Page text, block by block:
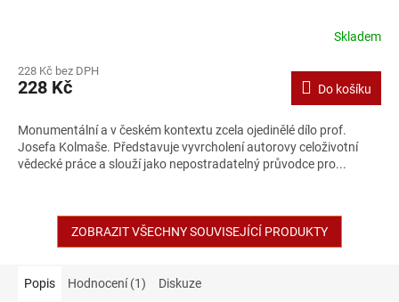
Skladem
228 Kč bez DPH
228 Kč Do košíku
Monumentální a v českém kontextu zcela ojedinělé dílo prof.
Josefa Kolmaše. Představuje vyvrcholení autorovy celoživotní
vědecké práce a slouží jako nepostradatelný průvodce pro...
ZOBRAZIT VŠECHNY SOUVISEJÍCÍ PRODUKTY
Popis Hodnocení (1) Diskuze